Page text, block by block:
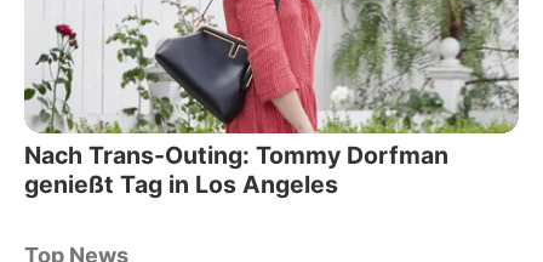
Nach Trans-Outing: Tommy Dorfman
genießt Tag in Los Angeles
Top News